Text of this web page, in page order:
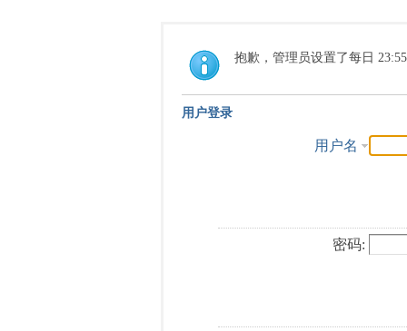
抱歉，管理员设置了每日
用户登录
用户名
密码: